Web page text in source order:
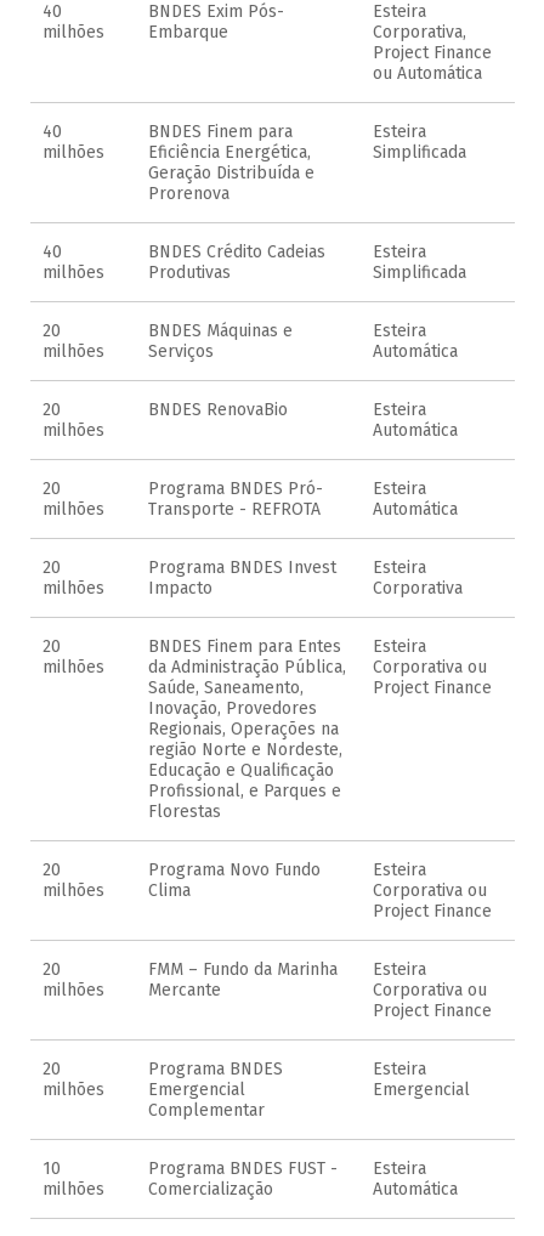
40
milhões
BNDES Exim Pós-
Embarque
Esteira
Corporativa,
Project Finance
ou Automática
40
milhões
BNDES Finem para
Eficiência Energética,
Geração Distribuída e
Prorenova
Esteira
Simplificada
40
milhões
BNDES Crédito Cadeias
Produtivas
Esteira
Simplificada
20
milhões
BNDES Máquinas e
Serviços
Esteira
Automática
20
milhões
BNDES RenovaBio
Esteira
Automática
20
milhões
Programa BNDES Pró-
Transporte - REFROTA
Esteira
Automática
20
milhões
Programa BNDES Invest
Impacto
Esteira
Corporativa
20
milhões
BNDES Finem para Entes
da Administração Pública,
Saúde, Saneamento,
Inovação, Provedores
Regionais, Operações na
região Norte e Nordeste,
Educação e Qualificação
Profissional, e Parques e
Florestas
Esteira
Corporativa ou
Project Finance
20
milhões
Programa Novo Fundo
Clima
Esteira
Corporativa ou
Project Finance
20
milhões
FMM – Fundo da Marinha
Mercante
Esteira
Corporativa ou
Project Finance
20
milhões
Programa BNDES
Emergencial
Complementar
Esteira
Emergencial
10
milhões
Programa BNDES FUST -
Comercialização
Esteira
Automática